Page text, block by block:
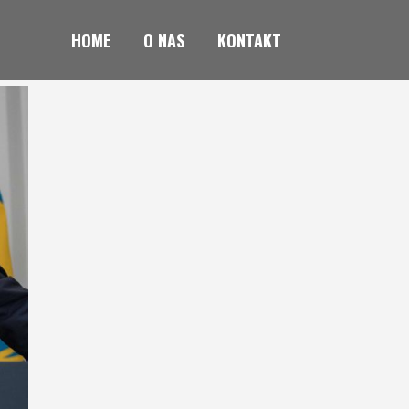
HOME O NAS KONTAKT